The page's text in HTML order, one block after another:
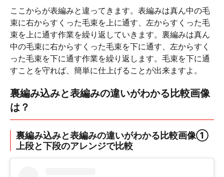
ここからが表編みと違ってきます。表編みは真ん中の毛
束に右からすくった毛束を上に通す、左からすくった毛
束を上に通す作業を繰り返していきます。裏編みは真ん
中の毛束に右からすくった毛束を下に通す、左からすく
った毛束を下に通す作業を繰り返します。毛束を下に通
すことを守れば、簡単に仕上げることが出来ますよ。
裏編み込みと表編みの違いがわかる比較画像
は？
裏編み込みと表編みの違いがわかる比較画像①
上段と下段のアレンジで比較